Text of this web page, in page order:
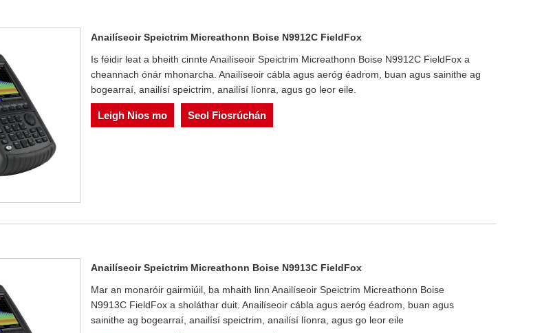
Anailíseoir Speictrim Micreathonn Boise N9912C FieldFox
Is féidir leat a bheith cinnte Anailíseoir Speictrim Micreathonn Boise N9912C FieldFox a
cheannach ónár mhonarcha. Anailíseoir cábla agus aeróg éadrom, buan agus sainithe ag
bogearraí, anailísí speictrim, anailísí líonra, agus go leor eile.
Leigh Nios mo Seol Fiosrúchán
Anailíseoir Speictrim Micreathonn Boise N9913C FieldFox
Mar an monaróir gairmiúil, ba mhaith linn Anailíseoir Speictrim Micreathonn Boise
N9913C FieldFox a sholáthar duit. Anailíseoir cábla agus aeróg éadrom, buan agus
sainithe ag bogearraí, anailísí speictrim, anailísí líonra, agus go leor eile